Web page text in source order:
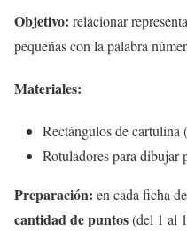
Objetivo: relacionar
pequeñas con la palabra
Materiales:
Rectángulos de
Rotuladores para dibujar
Preparación: en cada ficha
cantidad de puntos(del 1 al